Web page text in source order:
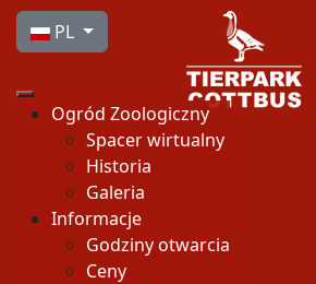
Wybierz swój język
PL
Ogród Zoologiczny
Spacer wirtualny
Historia
Galeria
Informacje
Godziny otwarcia
Ceny